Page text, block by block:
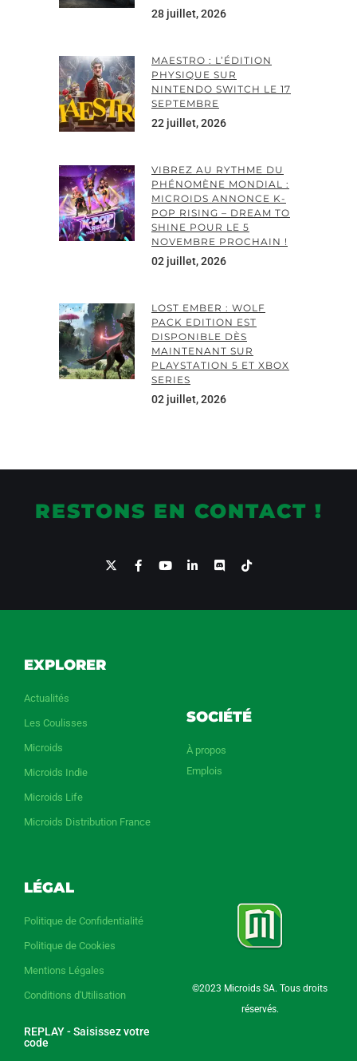
28 juillet, 2026
MAESTRO : L’ÉDITION
PHYSIQUE SUR
NINTENDO SWITCH LE 17
SEPTEMBRE
22 juillet, 2026
VIBREZ AU RYTHME DU
PHÉNOMÈNE MONDIAL :
MICROIDS ANNONCE K-
POP RISING – DREAM TO
SHINE POUR LE 5
NOVEMBRE PROCHAIN !
02 juillet, 2026
LOST EMBER : WOLF
PACK EDITION EST
DISPONIBLE DÈS
MAINTENANT SUR
PLAYSTATION 5 ET XBOX
SERIES
02 juillet, 2026
RESTONS EN CONTACT !
EXPLORER
Actualités
Les Coulisses
Microids
Microids Indie
Microids Life
Microids Distribution France
SOCIÉTÉ
À propos
Emplois
LÉGAL
Politique de Confidentialité
Politique de Cookies
Mentions Légales
Conditions d'Utilisation
REPLAY - Saisissez votre
code
©2023 Microids SA. Tous droits
réservés.